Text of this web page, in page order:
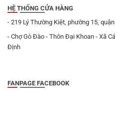
HỆ THỐNG CỬA HÀNG
- 219 Lý Thường Kiệt, phường 15,
- Chợ Gò Đào - Thôn Đại Khoan - Xã
Định
FANPAGE FACEBOOK